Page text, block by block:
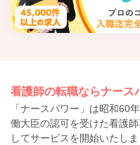
看護師の転職ならナース
「ナースパワー」は昭和60
働大臣の認可を受けた看護
してサービスを開始いたし